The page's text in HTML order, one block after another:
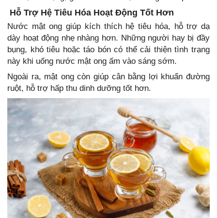
Hỗ Trợ Hệ Tiêu Hóa Hoạt Động Tốt Hơn
Nước mật ong giúp kích thích hệ tiêu hóa, hỗ trợ dạ
dày hoạt động nhẹ nhàng hơn. Những người hay bị đầy
bụng, khó tiêu hoặc táo bón có thể cải thiện tình trạng
này khi uống nước mật ong ấm vào sáng sớm.
Ngoài ra, mật ong còn giúp cân bằng lợi khuẩn đường
ruột, hỗ trợ hấp thu dinh dưỡng tốt hơn.